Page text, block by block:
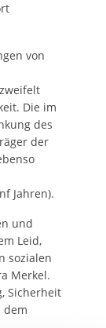
von
Die im
des
der
Jahren).
und
Leid,
sozialen
Merkel.
Sicherheit
dem